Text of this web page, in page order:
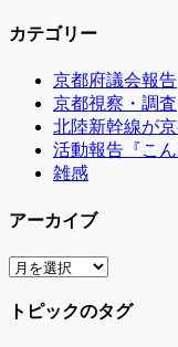
カテゴリー
京都府議会報告
京都視察・調査
北陸新幹線が
活動報告『こ
雑感
アーカイブ
ア
カ
トピックのタグ